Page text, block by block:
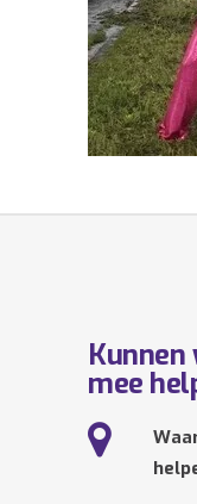
Kunnen
mee